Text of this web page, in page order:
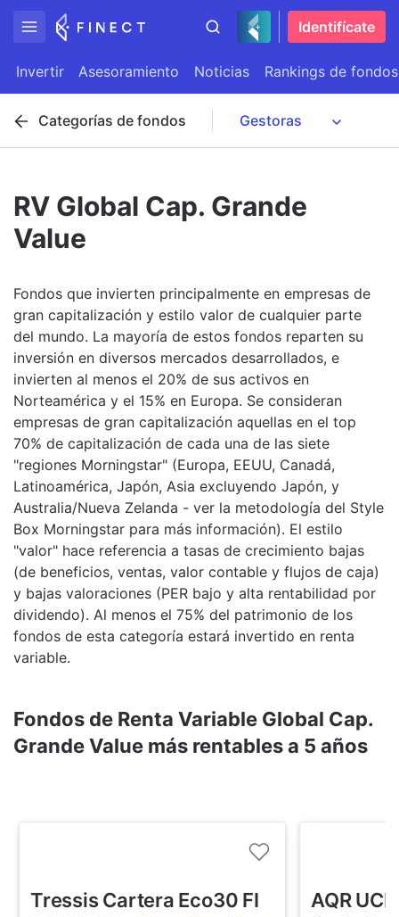
Identifícate
Invertir Asesoramiento Noticias Rankings de fondos
Categorías de fondos
RV Global Cap. Grande
Value
Fondos que invierten principalmente en empresas de
gran capitalización y estilo valor de cualquier parte
del mundo. La mayoría de estos fondos reparten su
inversión en diversos mercados desarrollados, e
invierten al menos el 20% de sus activos en
Norteamérica y el 15% en Europa. Se consideran
empresas de gran capitalización aquellas en el top
70% de capitalización de cada una de las siete
"regiones Morningstar" (Europa, EEUU, Canadá,
Latinoamérica, Japón, Asia excluyendo Japón, y
Australia/Nueva Zelanda - ver la metodología del Style
Box Morningstar para más información). El estilo
"valor" hace referencia a tasas de crecimiento bajas
(de beneficios, ventas, valor contable y flujos de caja)
y bajas valoraciones (PER bajo y alta rentabilidad por
dividendo). Al menos el 75% del patrimonio de los
fondos de esta categoría estará invertido en renta
variable.
Fondos de Renta Variable Global Cap.
Grande Value más rentables a 5 años
Tressis Cartera Eco30 FI
AQR